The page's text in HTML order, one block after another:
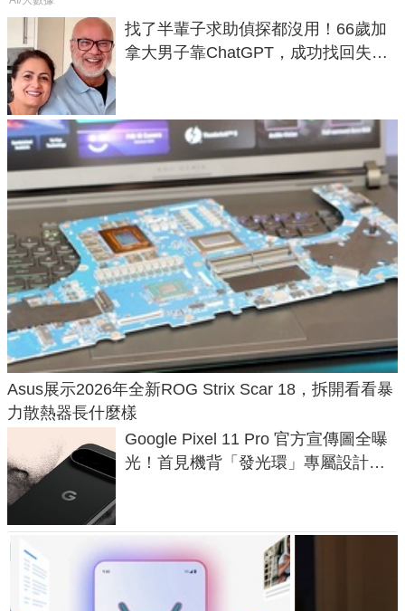
找了半輩子求助偵探都沒用！66歲加
拿大男子靠ChatGPT，成功找回失散
Asus展示2026年全新ROG Strix Scar 18，拆開看看暴
力散熱器長什麼樣
Google Pixel 11 Pro 官方宣傳圖全曝
光！首見機背「發光環」專屬設計、